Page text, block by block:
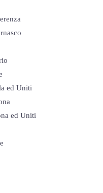
ed Uniti
ed Uniti